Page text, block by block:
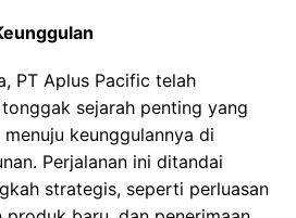
PT Aplus Pacific telah
sejarah penting yang
keunggulannya di
Perjalanan ini ditandai
strategis, seperti perluasan